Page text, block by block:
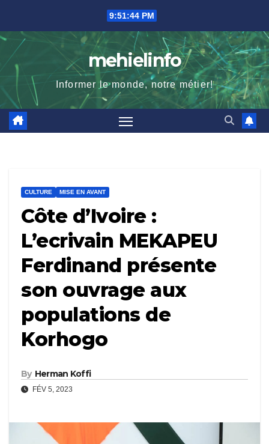
content
9:51:45 PM
mehielinfo
Informer le monde, notre métier!
CULTURE MISE EN AVANT
Côte d’Ivoire :
L’ecrivain MEKAPEU
Ferdinand présente
son ouvrage aux
populations de
Korhogo
By Herman Koffi
FÉV 5, 2023